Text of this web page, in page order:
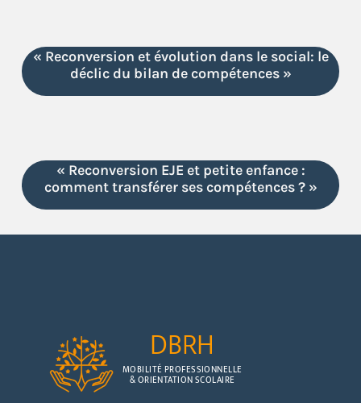
« Reconversion et évolution dans le social: le
déclic du bilan de compétences »
« Reconversion EJE et petite enfance :
comment transférer ses compétences ? »
DBRH
MOBILITÉ PROFESSIONNELLE
& ORIENTATION SCOLAIRE